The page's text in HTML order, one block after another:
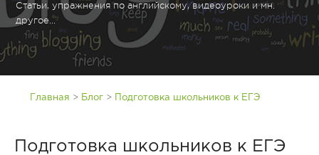
Статьи, упражнения по английскому, видеоуроки и мн.
другое...
Главная > Блог > Подготовка школьников к ЕГЭ
Подготовка школьников к ЕГЭ